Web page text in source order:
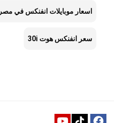
اسعار موبايلات انفنكس في مصر
سعر انفنكس هوت 30i